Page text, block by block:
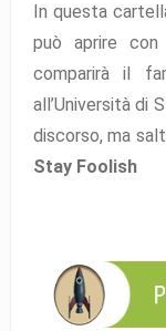
In questa
può aprire
comparirà il
all’Università di
discorso, ma
Stay Foolish